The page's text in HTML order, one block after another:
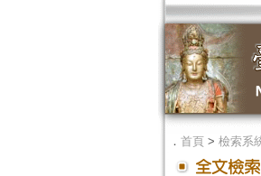
． 首頁> 檢索系